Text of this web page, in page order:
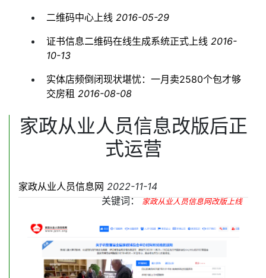
二维码中心上线 2016-05-29
证书信息二维码在线生成系统正式上线 2016-
10-13
实体店频倒闭现状堪忧：一月卖2580个包才够
交房租 2016-08-08
家政从业人员信息改版后正
式运营
家政从业人员信息网 2022-11-14
关键词： 家政从业人员信息网改版上线